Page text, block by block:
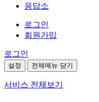
응답소
로그인
회원가입
로그인
설정 전체메뉴 닫기
서비스 전체보기